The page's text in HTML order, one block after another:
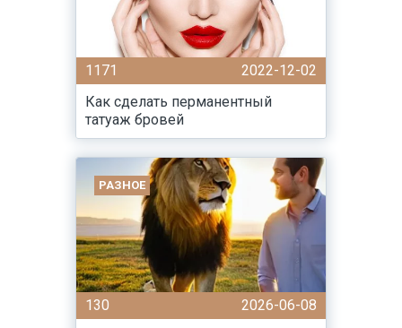
1171
2022-12-02
Как сделать перманентный
татуаж бровей
РАЗНОЕ
130 2026-06-08